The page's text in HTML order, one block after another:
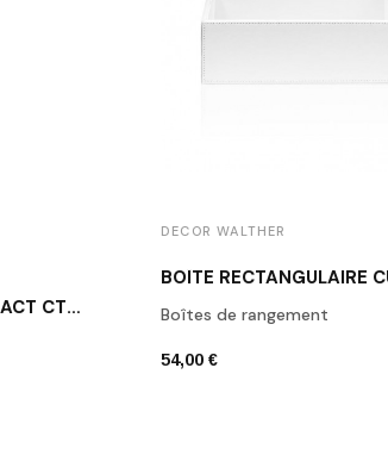
PATÈRE NOIRE CONTRACT CT HAK1 DECOR WALTHER
DECOR WALTHER
Boîtes de rangement
54,00 €